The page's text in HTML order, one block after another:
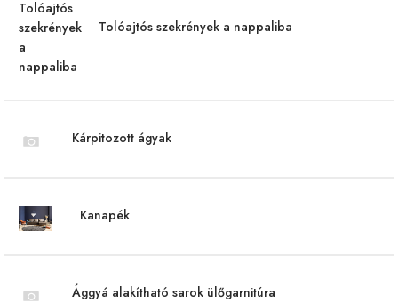
Tolóajtós szekrények a nappaliba
Kárpitozott ágyak
Kanapék
Ággyá alakítható sarok ülőgarnitúra